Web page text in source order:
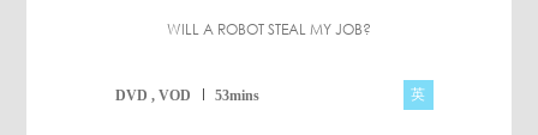
WILL A ROBOT STEAL MY JOB?
DVD , VOD 53mins 英